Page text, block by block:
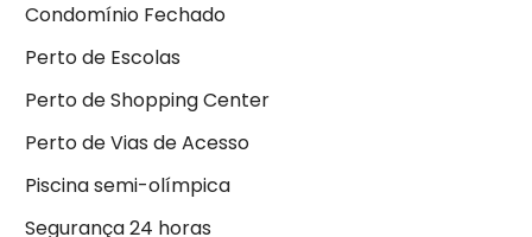
Condomínio Fechado
Perto de Escolas
Perto de Shopping Center
Perto de Vias de Acesso
Piscina semi-olímpica
Segurança 24 horas